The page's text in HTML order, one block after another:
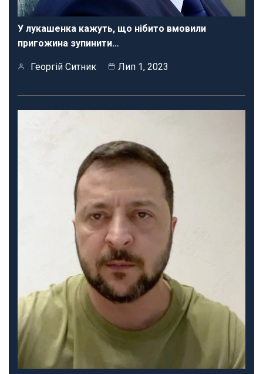
У лукашенка кажуть, що нібито вмовили
пригожина зупинити…
Георгій Ситник Лип 1, 2023